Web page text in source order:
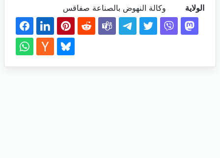
الولاية وكالة النهوض بالصناعة صفاقس